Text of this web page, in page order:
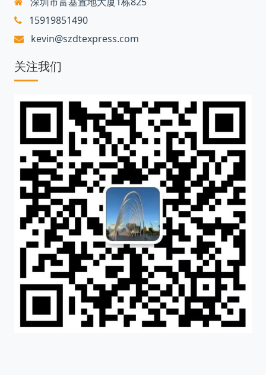
15919851490
kevin@szdtexpress.com
关注我们